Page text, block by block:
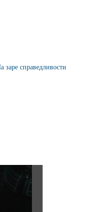
справедливости